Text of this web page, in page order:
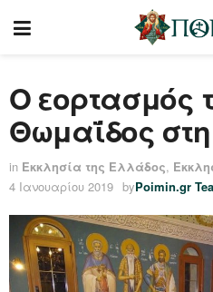
Ο εορτασμός
Θωμαΐδος
in Εκκλησία της Ελλάδος,
4 Ιανουαρίου 2019 byPoimin.gr